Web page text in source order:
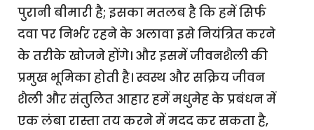
पुरानी बीमारी है; इसका मतलब है कि हमें सिर्फ
दवा पर निर्भर रहने के अलावा इसे नियंत्रित करने
के तरीके खोजने होंगे। और इसमें जीवनशैली की
प्रमुख भूमिका होती है। स्वस्थ और सक्रिय जीवन
शैली और संतुलित आहार हमें मधुमेह के प्रबंधन में
एक लंबा रास्ता तय करने में मदद कर सकता है,